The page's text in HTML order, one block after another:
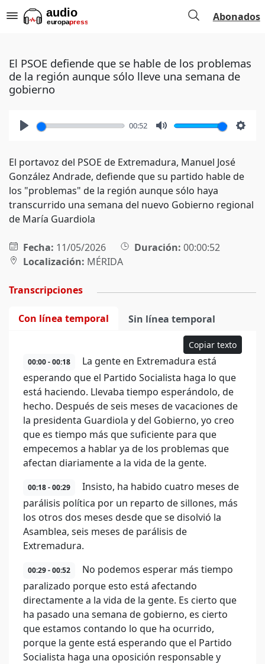
Abonados
El PSOE defiende que se hable de los problemas
de la región aunque sólo lleve una semana de
gobierno
00:52
El portavoz del PSOE de Extremadura, Manuel José
González Andrade, defiende que su partido hable de
los "problemas" de la región aunque sólo haya
transcurrido una semana del nuevo Gobierno regional
de María Guardiola
Fecha: 11/05/2026 Duración: 00:00:52
Localización: MÉRIDA
Transcripciones
Con línea temporal Sin línea temporal
Copiar texto
00:00 - 00:18
La gente en Extremadura está
esperando que el Partido Socialista haga lo que
está haciendo. Llevaba tiempo esperándolo, de
hecho. Después de seis meses de vacaciones de
la presidenta Guardiola y del Gobierno, yo creo
que es tiempo más que suficiente para que
empecemos a hablar ya de los problemas que
afectan diariamente a la vida de la gente.
00:18 - 00:29
Insisto, ha habido cuatro meses de
parálisis política por un reparto de sillones, más
los otros dos meses desde que se disolvió la
Asamblea, seis meses de parálisis de
Extremadura.
00:29 - 00:52
No podemos esperar más tiempo
paralizado porque esto está afectando
directamente a la vida de la gente. Es cierto que
ha pasado una semana de gobierno, es cierto
que estamos contando lo que ha ocurrido,
porque la gente está esperando que el Partido
Socialista haga una oposición responsable y